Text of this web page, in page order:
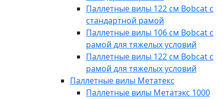
Паллетные вилы 122 см Bobcat с
стандартной рамой
Паллетные вилы 106 см Bobcat с
рамой для тяжелых условий
Паллетные вилы 122 см Bobcat с
рамой для тяжелых условий
Паллетные вилы Метатекс
Паллетные вилы Метатэкс 1000